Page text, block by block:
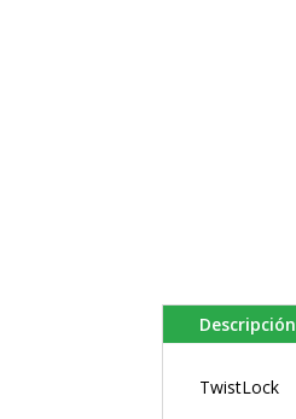
Descripción
TwistLock